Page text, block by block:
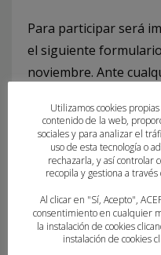
Para participar será
el siguiente
noviembre. Ante
Utilizamos cookies
contenido de la web,
sociales y para analizar el
uso de esta tecnología o
rechazarla, y así controlar
recopila y gestiona a
Al clicar en "Sí, Acepto",
consentimiento en cualquier
la instalación de cookies
instalación de cookies